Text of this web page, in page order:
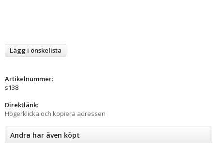
Lägg i önskelista
Artikelnummer:
s138
Direktlänk:
Högerklicka och kopiera adressen
Andra har även köpt